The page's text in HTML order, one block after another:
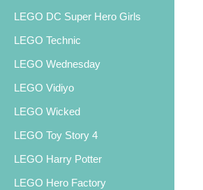
LEGO DC Super Hero Girls
LEGO Technic
LEGO Wednesday
LEGO Vidiyo
LEGO Wicked
LEGO Toy Story 4
LEGO Harry Potter
LEGO Hero Factory